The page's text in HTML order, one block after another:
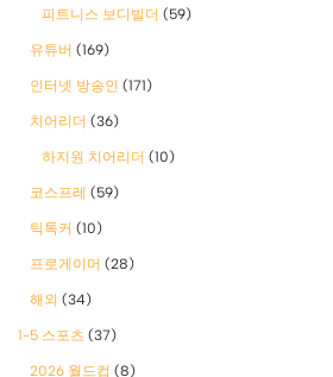
피트니스 보디빌더 (59)
유튜버 (169)
인터넷 방송인 (171)
치어리더 (36)
하지원 치어리더 (10)
코스프레 (59)
틱톡커 (10)
프로게이머 (28)
해외 (34)
1-5 스포츠 (37)
2026 월드컵 (8)